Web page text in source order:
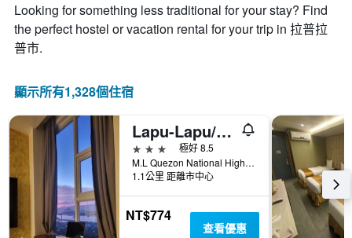
Looking for something less traditional for your stay? Find
the perfect hostel or vacation rental for your trip in 拉普拉
普市.
顯示所有1,328​個住宿
Lapu-Lapu/Sempre Premier Inn Mactan Airport Hotel
3星級
極好 8.5
M.L Quezon National Highway, Barangay Pajo, Lapu-Lapu City, Cebu, Mactan, Philippines, 拉普拉普市, 菲律賓
1.1公里 距離市中心
NT$774
查看優惠